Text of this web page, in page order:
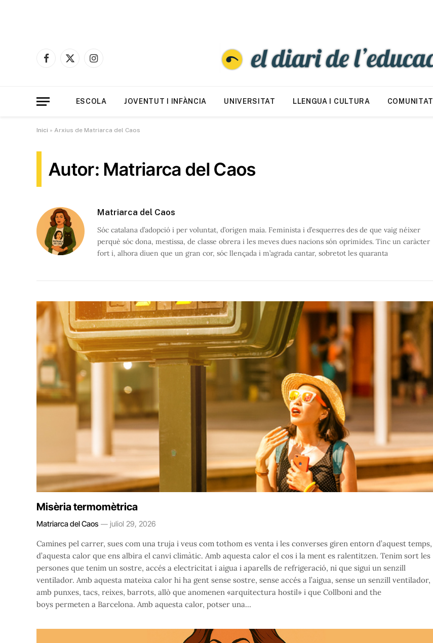
Facebook
X
Instagram
ESCOLA JOVENTUT I INFÀNCIA UNIVERSITAT LLENGUA I CULTURA COMUNITAT
Inici » Arxius de Matriarca del Caos
Autor: Matriarca del Caos
Matriarca del Caos
Sóc catalana d’adopció i per voluntat, d’origen maia. Feminista i d’esquerres des de que vaig néixer
perquè sóc dona, mestissa, de classe obrera i les meves dues nacions són oprimides. Tinc un caràcter
fort i, alhora diuen que un gran cor, sóc llençada i m’agrada cantar, sobretot les quaranta
Misèria termomètrica
Matriarca del Caos juliol 29, 2026
Camines pel carrer, sues com una truja i veus com tothom es venta i les converses giren entorn d’aquest temps,
d’aquesta calor que ens albira el canvi climàtic. Amb aquesta calor el cos i la ment es ralentitzen. Tenim sort les
persones que tenim un sostre, accés a electricitat i aigua i aparells de refrigeració, ni que sigui un senzill
ventilador. Amb aquesta mateixa calor hi ha gent sense sostre, sense accés a l’aigua, sense un senzill ventilador,
amb punxes, tacs, reixes, barrots, allò que anomenen «arquitectura hostil» i que Collboni and the
boys permeten a Barcelona. Amb aquesta calor, potser una…